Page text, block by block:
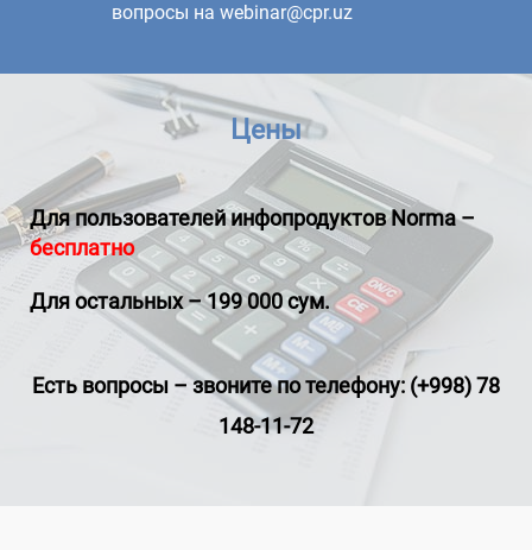
вопросы на webinar@cpr.uz
Цены
Для пользователей инфопродуктовNorma–
бесплатно
Для остальных – 199 000 сум.
Есть вопросы –звоните по телефону: (+998) 78
148-11-72